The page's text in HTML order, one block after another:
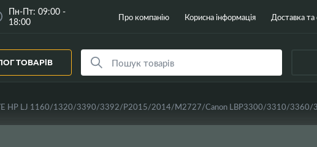
Пн-Пт: 09:00 -
18:00
Про компанію Корисна інформація Доставка та
ТОВАРІВ
HP LJ 1160/1320/3390/3392/P2015/2014/M2727/Canon LBP3300/3310/3360/